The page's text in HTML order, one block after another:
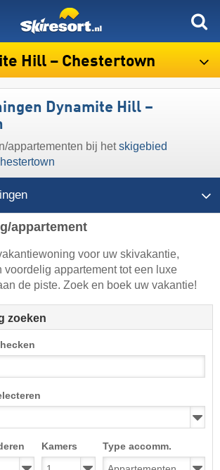
Hill – Chestertown
Dynamite Hill –
appartementen bij hetskigebied
appartement
voor uw skivakantie,
voordelig appartement tot een luxe
de piste. Zoek en boek uw vakantie!
zoeken
Kamers Type accomm.